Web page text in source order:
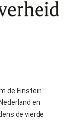
de Einstein
en
de vierde